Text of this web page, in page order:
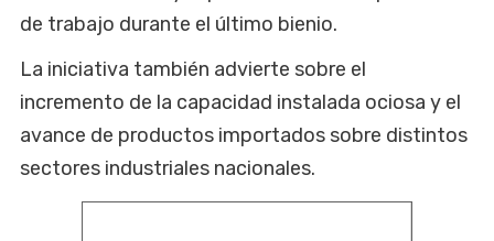
de trabajo durante el último bienio.
La iniciativa también advierte sobre el
incremento de la capacidad instalada ociosa y el
avance de productos importados sobre distintos
sectores industriales nacionales.